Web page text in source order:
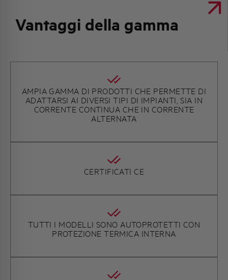
Vantaggi della gamma
AMPIA GAMMA DI PRODOTTI CHE PERMETTE DI
ADATTARSI AI DIVERSI TIPI DI IMPIANTI, SIA IN
CORRENTE CONTINUA CHE IN CORRENTE
ALTERNATA
CERTIFICATI CE
TUTTI I MODELLI SONO AUTOPROTETTI CON
PROTEZIONE TERMICA INTERNA